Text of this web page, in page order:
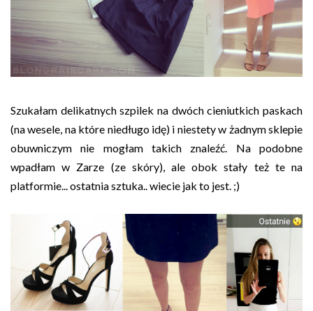
Szukałam delikatnych szpilek na dwóch cieniutkich paskach
(na wesele, na które niedługo idę) i niestety w żadnym sklepie
obuwniczym nie mogłam takich znaleźć. Na podobne
wpadłam w Zarze (ze skóry), ale obok stały też te na
platformie... ostatnia sztuka.. wiecie jak to jest. ;)